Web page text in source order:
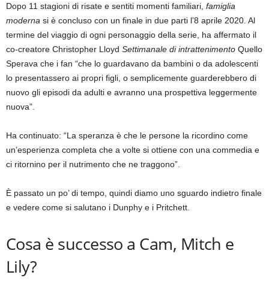
Dopo 11 stagioni di risate e sentiti momenti familiari, famiglia
moderna si è concluso con un finale in due parti l’8 aprile 2020. Al
termine del viaggio di ogni personaggio della serie, ha affermato il
co-creatore Christopher Lloyd Settimanale di intrattenimento Quello
Sperava che i fan “che lo guardavano da bambini o da adolescenti
lo presentassero ai propri figli, o semplicemente guarderebbero di
nuovo gli episodi da adulti e avranno una prospettiva leggermente
nuova”.
Ha continuato: “La speranza è che le persone la ricordino come
un’esperienza completa che a volte si ottiene con una commedia e
ci ritornino per il nutrimento che ne traggono”.
È passato un po’ di tempo, quindi diamo uno sguardo indietro finale
e vedere come si salutano i Dunphy e i Pritchett.
Cosa è successo a Cam, Mitch e
Lily?